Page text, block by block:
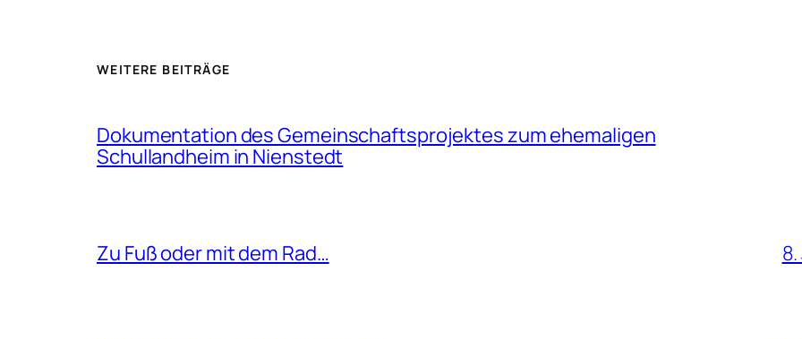
WEITERE BEITRÄGE
Dokumentation des Gemeinschaftsprojektes zum ehemaligen
Schullandheim in Nienstedt
Zu Fuß oder mit dem Rad…